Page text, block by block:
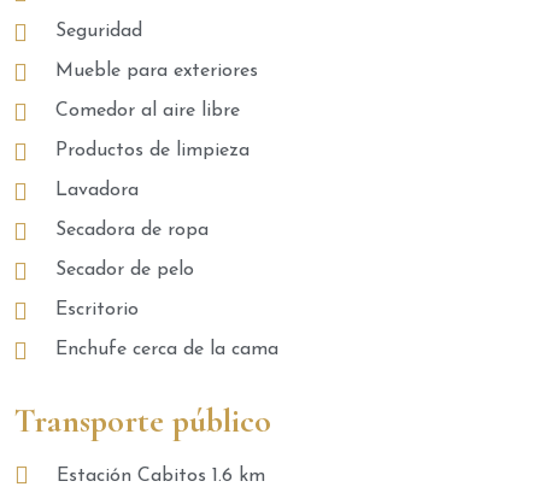
Seguridad
Mueble para exteriores
Comedor al aire libre
Productos de limpieza
Lavadora
Secadora de ropa
Secador de pelo
Escritorio
Enchufe cerca de la cama
Transporte público
Estación Cabitos 1.6 km